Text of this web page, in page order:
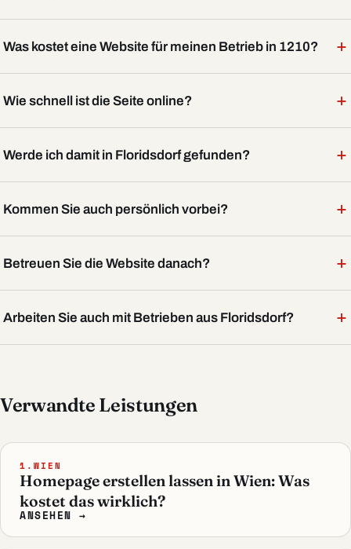
Was kostet eine Website für meinen Betrieb in 1210? +
Wie schnell ist die Seite online? +
Werde ich damit in Floridsdorf gefunden? +
Kommen Sie auch persönlich vorbei? +
Betreuen Sie die Website danach? +
Arbeiten Sie auch mit Betrieben aus Floridsdorf? +
Verwandte Leistungen
1.WIEN
Homepage erstellen lassen in Wien: Was
kostet das wirklich?
ANSEHEN →